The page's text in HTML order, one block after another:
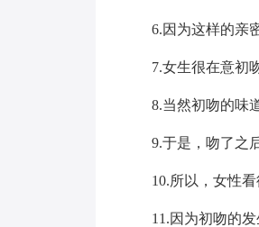
6.因为这样的亲
7.女生很在意初
8.当然初吻的味
9.于是，吻了之
10.所以，女性
11.因为初吻的